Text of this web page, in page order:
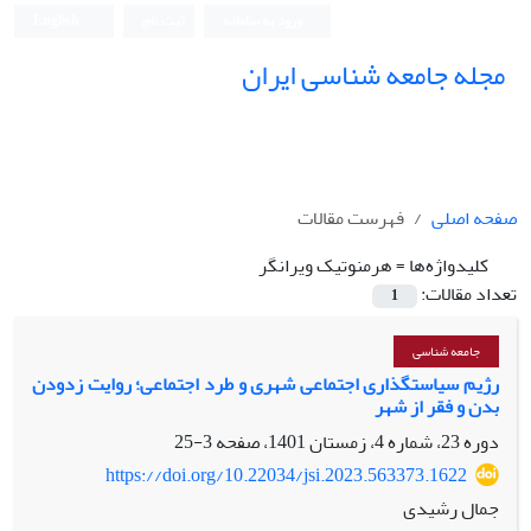
مجله جامعه شناسی ایران
صفحه اصلی
فهرست مقالات
کلیدواژه‌ها =هرمنوتیک ویرانگر
تعداد مقالات:
1
جامعه شناسی
رژیم سیاستگذاری اجتماعی شهری و طرد اجتماعی؛ روایت زدودن
بدن و فقر از شهر
دوره 23، شماره 4، زمستان 1401، صفحه
3-25
https://doi.org/10.22034/jsi.2023.563373.1622
جمال رشیدی